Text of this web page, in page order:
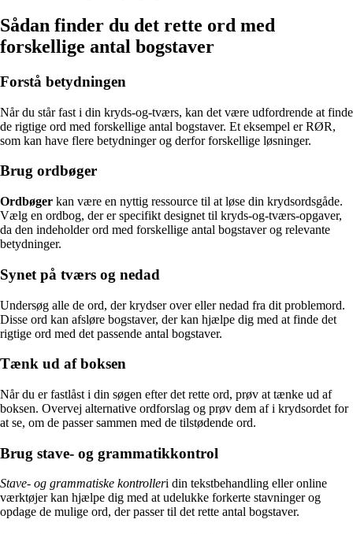
Sådan finder du det rette ord med
forskellige antal bogstaver
Forstå betydningen
Når du står fast i din kryds-og-tværs, kan det være udfordrende at finde
de rigtige ord med forskellige antal bogstaver. Et eksempel er RØR,
som kan have flere betydninger og derfor forskellige løsninger.
Brug ordbøger
Ordbøger kan være en nyttig ressource til at løse din krydsordsgåde.
Vælg en ordbog, der er specifikt designet til kryds-og-tværs-opgaver,
da den indeholder ord med forskellige antal bogstaver og relevante
betydninger.
Synet på tværs og nedad
Undersøg alle de ord, der krydser over eller nedad fra dit problemord.
Disse ord kan afsløre bogstaver, der kan hjælpe dig med at finde det
rigtige ord med det passende antal bogstaver.
Tænk ud af boksen
Når du er fastlåst i din søgen efter det rette ord, prøv at tænke ud af
boksen. Overvej alternative ordforslag og prøv dem af i krydsordet for
at se, om de passer sammen med de tilstødende ord.
Brug stave- og grammatikkontrol
Stave- og grammatiske kontrolleri din tekstbehandling eller online
værktøjer kan hjælpe dig med at udelukke forkerte stavninger og
opdage de mulige ord, der passer til det rette antal bogstaver.